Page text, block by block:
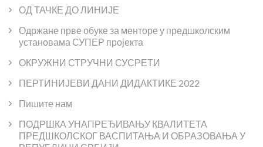
ОД ТАЧКЕ ДО ЛИНИЈЕ
Одржане прве обуке за менторе у предшколским
установама СУПЕР пројекта
ОКРУЖНИ СТРУЧНИ СУСРЕТИ
ПЕРТИНИЈЕВИ ДАНИ ДИДАКТИКЕ 2022
Пишите нам
ПОДРШКА УНАПРЕЂИВАЊУ КВАЛИТЕТА
ПРЕДШКОЛСКОГ ВАСПИТАЊА И ОБРАЗОВАЊА У